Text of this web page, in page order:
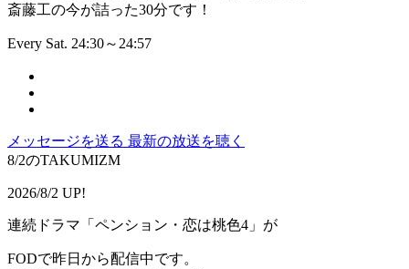
斎藤工の今が詰った30分です！
Every Sat. 24:30～24:57
メッセージを送る 最新の放送を聴く
8/2のTAKUMIZM
2026/8/2 UP!
連続ドラマ「ペンション・恋は桃色4」が
FODで昨日から配信中です。